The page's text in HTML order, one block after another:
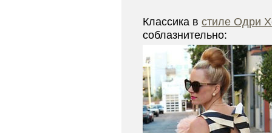
Классика в стиле Одри
соблазнительно: